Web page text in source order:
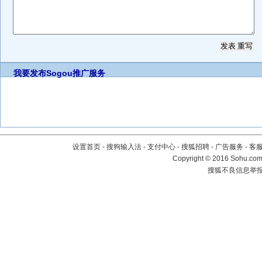
我要发布Sogou推广服务
设置首页 - 搜狗输入法 - 支付中心 - 搜狐招聘 - 广告服务 - 客
Copyright©2016
搜狐不良信息举